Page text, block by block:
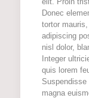
Donec
tortor
adipiscing
nisl dolor,
Integer
quis lorem
magna